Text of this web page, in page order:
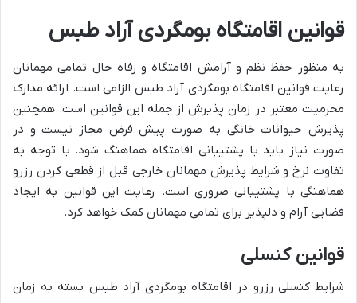
قوانین اقامتگاه بومگردی آراد طبس
به منظور حفظ نظم و آرامش اقامتگاه و رفاه حال تمامی مهمانان
رعایت قوانین اقامتگاه بومگردی آراد طبس الزامی است. ارائه مدارک
محرمیت معتبر در زمان پذیرش از جمله این قوانین است. همچنین
پذیرش حیوانات خانگی به صورت پیش فرض مجاز نیست و در
صورت نیاز باید با پشتیبانی اقامتگاه هماهنگ شود. با توجه به
تفاوت نرخ و شرایط پذیرش مهمانان خارجی قبل از قطعی کردن رزرو
هماهنگی با پشتیبانی ضروری است. رعایت این قوانین به ایجاد
فضایی آرام و دلپذیر برای تمامی مهمانان کمک خواهد کرد.
قوانین کنسلی
شرایط کنسلی رزرو در اقامتگاه بومگردی آراد طبس بسته به زمان